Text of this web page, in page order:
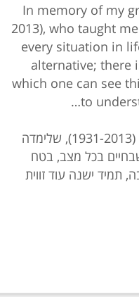
In memory of my
2013), who taught
every situation in
alternative; there
which one can see
to
לזכרה של מורתי הגדולה אריקה לנדאו (1931-2013), שלימדה
בכל מצב, בטח
תמיד ישנה עוד זווית